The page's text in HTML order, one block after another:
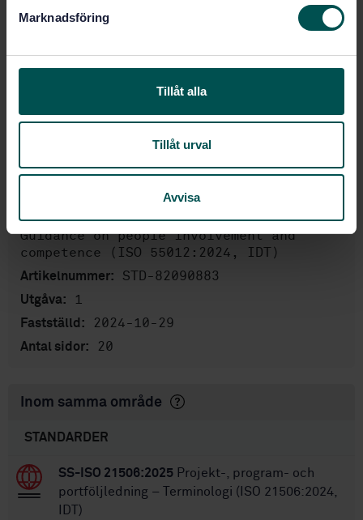
Marknadsföring
Tillåt alla
Tillåt urval
Avvisa
Lägg i varukorgen
Språk: Engelska
Asset management, SIS/TK 552
Internationell titel:Asset management —
Guidance on people involvement and
competence (ISO 55012:2024, IDT)
Artikelnummer: STD-82090883
Utgåva: 1
Fastställd: 2024-10-29
Antal sidor: 20
Inom samma område
STANDARDER
SS-ISO 21506:2025 Projekt-, program- och
portföljledning – Terminologi (ISO 21506:2024,
IDT)